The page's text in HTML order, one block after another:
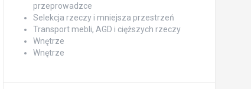
przeprowadzce
Selekcja rzeczy i mniejsza przestrzeń
Transport mebli, AGD i cięższych rzeczy
Wnętrze
Wnętrze